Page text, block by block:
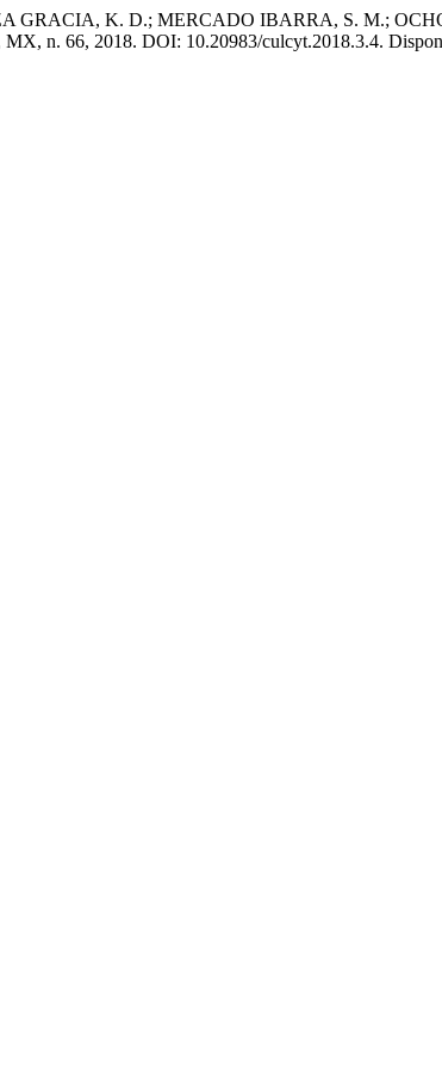
K. D.; MERCADO IBARRA, S. M.;
MX, n. 66, 2018. DOI: 10.20983/culcyt.2018.3.4.